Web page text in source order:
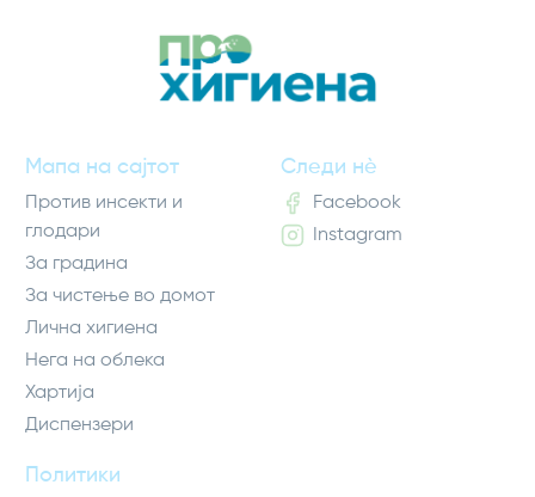
Мапа на сајтот
Против инсекти и
глодари
За градина
За чистење во домот
Лична хигиена
Нега на облека
Хартија
Диспензери
Политики
Следи нè
Facebook
Instagram